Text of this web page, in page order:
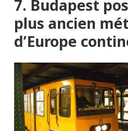
7. Budapest
plus ancien
d’Europe